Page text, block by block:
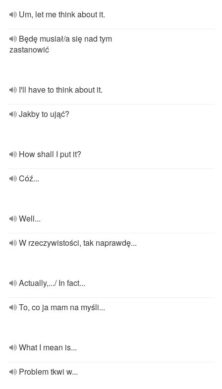
Um, let me think about it.
Będę musiał/a się nad tym
zastanowić
I'll have to think about it.
Jakby to ująć?
How shall I put it?
Cóź...
Well...
W rzeczywistości, tak naprawdę...
Actually,.../ In fact...
To, co ja mam na myśli...
What I mean is...
Problem tkwi w...